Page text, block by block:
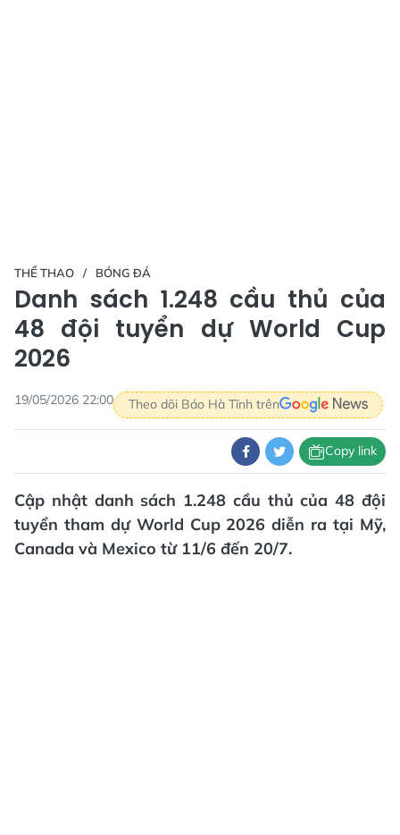
THỂ THAO BÓNG ĐÁ
Danh sách 1.248 cầu thủ của
48 đội tuyển dự World Cup
2026
19/05/2026 22:00 Theo dõi Báo Hà Tĩnh trên
Copy link
Cập nhật danh sách 1.248 cầu thủ của 48 đội
tuyển tham dự World Cup 2026 diễn ra tại Mỹ,
Canada và Mexico từ 11/6 đến 20/7.